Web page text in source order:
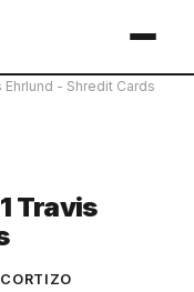
Ehrlund - Shredit Cards
Travis